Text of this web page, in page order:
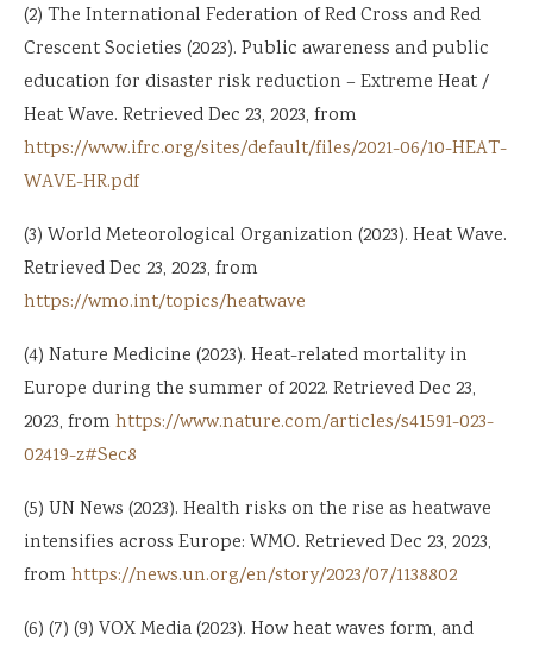
(2) The International Federation of Red Cross and Red
Crescent Societies (2023). Public awareness and public
education for disaster risk reduction – Extreme Heat /
Heat Wave. Retrieved Dec 23, 2023, from
https://www.ifrc.org/sites/default/files/2021-06/10-HEAT-
WAVE-HR.pdf
(3) World Meteorological Organization (2023). Heat Wave.
Retrieved Dec 23, 2023, from
https://wmo.int/topics/heatwave
(4) Nature Medicine (2023). Heat-related mortality in
Europe during the summer of 2022. Retrieved Dec 23,
2023, from https://www.nature.com/articles/s41591-023-
02419-z#Sec8
(5) UN News (2023). Health risks on the rise as heatwave
intensifies across Europe: WMO. Retrieved Dec 23, 2023,
from https://news.un.org/en/story/2023/07/1138802
(6) (7) (9) VOX Media (2023). How heat waves form, and